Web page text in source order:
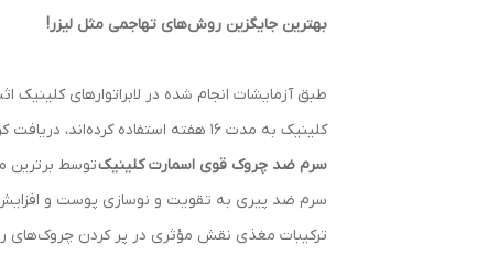
بهترین جایگزین روش‌های تهاجمی مثل لیزر!
طبق آزمایشات انجام شده در لابراتوارهای
کلینیک به مدت ۱۶ هفته استفاده کرده‌اند، دریافت کرده‌اند!!
سرم ضد چروک قوی اسمارت کلینیکتوسط برترین
سرم ضد پیری به تقویت و نوسازی پوست و
ترکیبات مغذی نقش مؤثری در پر کردن چروک‌های